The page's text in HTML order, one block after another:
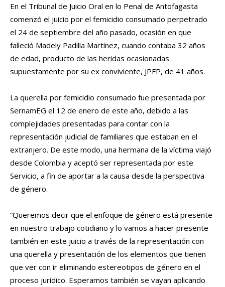
En el Tribunal de Juicio Oral en lo Penal de Antofagasta
comenzó el juicio por el femicidio consumado perpetrado
el 24 de septiembre del año pasado, ocasión en que
falleció Madely Padilla Martínez, cuando contaba 32 años
de edad, producto de las heridas ocasionadas
supuestamente por su ex conviviente, JPFP, de 41 años.
La querella por femicidio consumado fue presentada por
SernamEG el 12 de enero de este año, debido a las
complejidades presentadas para contar con la
representación judicial de familiares que estaban en el
extranjero. De este modo, una hermana de la víctima viajó
desde Colombia y aceptó ser representada por este
Servicio, a fin de aportar a la causa desde la perspectiva
de género.
“Queremos decir que el enfoque de género está presente
en nuestro trabajo cotidiano y lo vamos a hacer presente
también en este juicio a través de la representación con
una querella y presentación de los elementos que tienen
que ver con ir eliminando estereotipos de género en el
proceso jurídico. Esperamos también se vayan aplicando